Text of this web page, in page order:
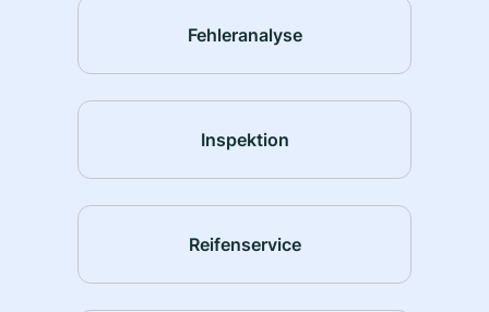
Fehleranalyse
Inspektion
Reifenservice